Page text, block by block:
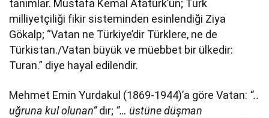
tanımlar. Mustafa Kemal Atatürk’ün; Türk
milliyetçiliği fikir sisteminden esinlendiği Ziya
Gökalp; “Vatan ne Türkiye’dir Türklere, ne de
Türkistan./Vatan büyük ve müebbet bir ülkedir:
Turan.” diye hayal edilendir.
Mehmet Emin Yurdakul (1869-1944)’a göre Vatan: “..
uğruna kul olunan”dır; “… üstüne düşman